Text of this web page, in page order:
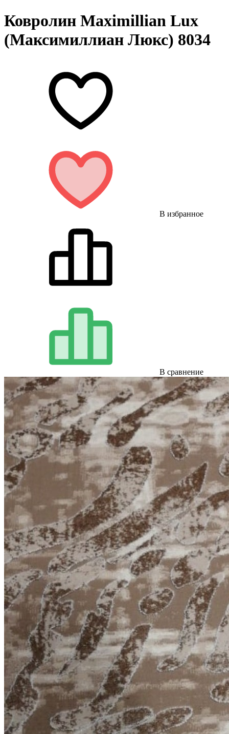
Ковролин Maximillian Lux
(Максимиллиан Люкс) 8034
В избранное
В сравнение